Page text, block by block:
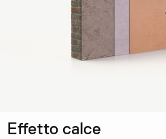
Effetto calce